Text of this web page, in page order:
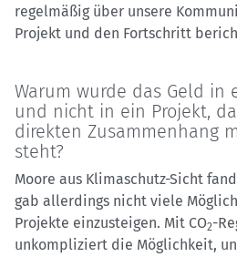
regelmäßig über unsere
Projekt und den Fortschritt
Warum wurde das Geld in
und nicht in ein Projekt,
direkten Zusammenhang
steht?
Moore aus Klimaschutz-Sicht
gab allerdings nicht viele
Projekte einzusteigen. Mit CO2-
unkompliziert die Möglichkeit,